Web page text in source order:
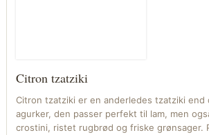
Citron tzatziki
Citron tzatziki er en anderledes tzatziki end
agurker, den passer perfekt til lam, men
crostini, ristet rugbrød og friske grønsager.